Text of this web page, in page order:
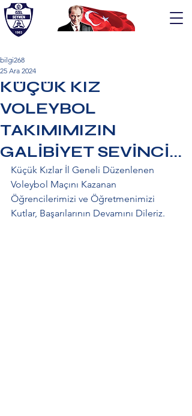
ÖZEL SEYMEN EĞİTİM KURUMLARI
KÜÇÜK KIZ
VOLEYBOL
TAKIMIMIZIN
GALİBİYET SEVİNCİ...
bilgi268
25 Ara 2024
Küçük Kızlar İl Geneli Düzenlenen
Voleybol Maçını Kazanan
Öğrencilerimizi ve Öğretmenimizi
Kutlar, Başarılarının Devamını Dileriz.